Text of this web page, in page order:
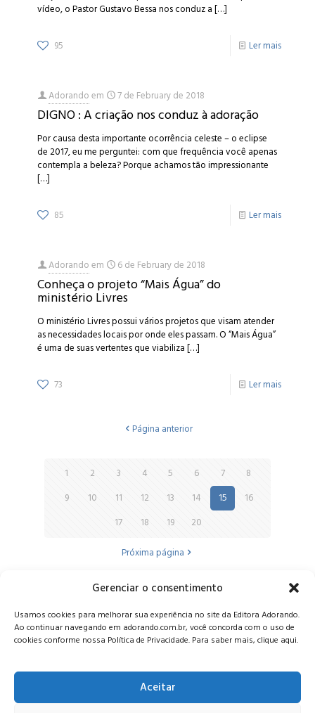
Gerenciar o consentimento
Usamos cookies para melhorar sua experiência no site da Editora Adorando.
Ao continuar navegando em adorando.com.br, você concorda com o uso de
cookies conforme nossa Política de Privacidade. Para saber mais, clique aqui.
Aceitar
vídeo, o Pastor Gustavo Bessa nos conduz a[…]
95 Ler mais
Adorandoem 7 de February de 2018
DIGNO : A criação nos conduz à adoração
Por causa desta importante ocorrência celeste – o eclipse
de 2017, eu me perguntei: com que frequência você apenas
contempla a beleza? Porque achamos tão impressionante
[…]
85 Ler mais
Adorandoem 6 de February de 2018
Conheça o projeto “Mais Água” do
ministério Livres
O ministério Livres possui vários projetos que visam atender
as necessidades locais por onde eles passam. O “Mais Água”
é uma de suas vertentes que viabiliza[…]
73 Ler mais
Página anterior
1 2 3 4 5 6 7
8
9
10 11 12 13 14 15
16
17
18 19
20
Próxima página
Alameda Oscar Niemeyer, 1033 – 7º Andar - Portaria 04, Vila da
Serra - Nova Lima/MG, CEP: 34006-065 - MG
CONTATO:editora@adorando.com.br